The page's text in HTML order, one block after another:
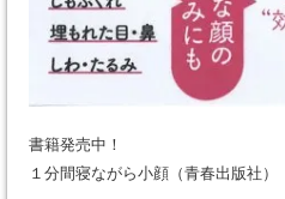
書籍発売中！
１分間寝ながら小顔（青春出版社）